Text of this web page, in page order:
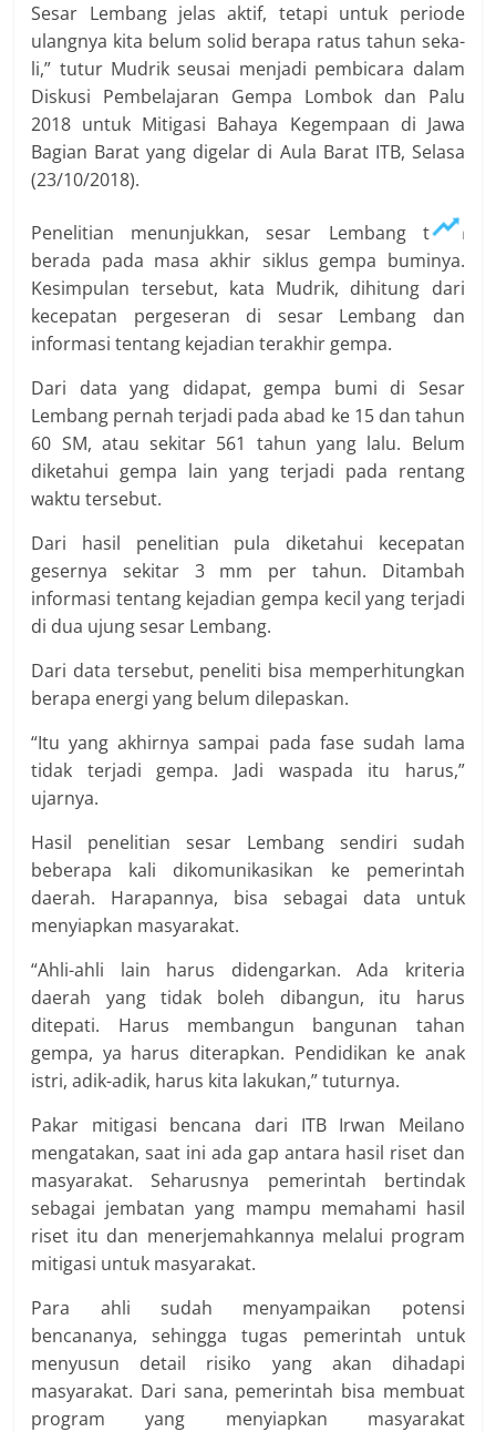
Sesar Lembang jelas aktif, tetapi untuk periode
ulangnya kita belum solid berapa ratus tahun se­ka­
li,” tutur Mudrik seusai menjadi pembicara dalam
Diskusi Pembelajaran Gempa Lombok dan Palu
2018 untuk Mitigasi Bahaya Kegempaan di Jawa
Bagian Barat yang digelar di Aula Barat ITB, Selasa
(23/10/2018).
Penelitian menunjukkan, sesar Lembang telah
berada pada masa akhir siklus gempa buminya.
Kesimpulan tersebut, kata Mudrik, dihitung dari
kecepatan pergeseran di sesar Lembang dan
informasi tentang kejadian terakhir gempa.
Dari data yang didapat, gempa bumi di Sesar
Lembang pernah terjadi pada abad ke 15 dan tahun
60 SM, atau sekitar 561 tahun yang lalu. Belum
diketahui gempa lain yang terjadi pada rentang
waktu tersebut.
Dari hasil penelitian pula diketahui kecepatan
gesernya sekitar 3 mm per tahun. Ditambah
informasi tentang kejadian gempa kecil yang terjadi
di dua ujung sesar Lembang.
Dari data tersebut, peneliti bisa memperhitungkan
berapa energi yang belum dile­paskan.
“Itu yang akhirnya sampai pada fase sudah lama
tidak terjadi gempa. Jadi waspada itu harus,”
ujarnya.
Hasil penelitian sesar Lembang sendiri sudah
beberapa kali di­ko­munikasikan ke pemerintah
daerah. Harapannya, bisa sebagai data untuk
menyiapkan masyarakat.
“Ahli-ahli lain harus didengarkan. Ada kriteria
daerah yang tidak boleh dibangun, itu harus
ditepati. Harus membangun bangun­an tahan
gempa, ya harus diterapkan. Pendidikan ke anak
istri, adik-adik, harus kita lakukan,” tuturnya.
Pakar mitigasi bencana dari ITB Irwan Meilano
mengatakan, saat ini ada gap antara hasil riset dan
masyarakat. Seharusnya pemerintah bertindak
sebagai jembatan yang mampu memahami hasil
riset itu dan menerjemahkannya melalui program
mitigasi untuk masyarakat.
Para ahli sudah menyampaikan potensi
bencananya, sehingga tugas pemerintah untuk
menyusun detail risiko yang akan dihadapi
masyarakat. Dari sana, pemerintah bisa membuat
program yang menyiapkan masyarakat